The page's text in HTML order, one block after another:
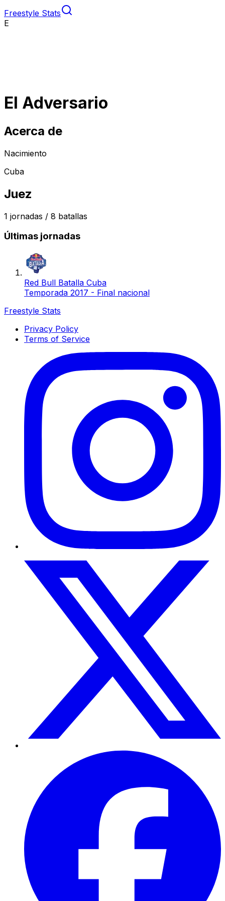
Freestyle Stats
E
El Adversario
Acerca de
Nacimiento
Cuba
Juez
1 jornadas / 8 batallas
Últimas jornadas
Red Bull Batalla Cuba
Temporada 2017 - Final nacional
Freestyle Stats
Privacy Policy
Terms of Service